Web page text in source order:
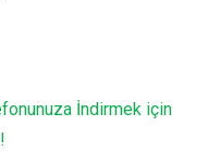
İndirmek için